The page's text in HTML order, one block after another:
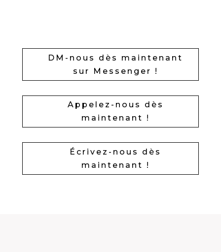
DM-nous dès maintenant
sur Messenger !
Appelez-nous dès
maintenant !
Écrivez-nous dès
maintenant !